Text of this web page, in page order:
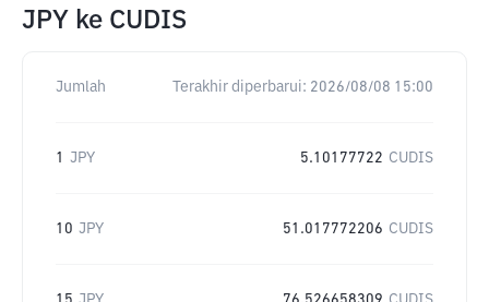
JPY ke CUDIS
Jumlah Terakhir diperbarui: 2026/08/08 15:00
1 JPY 5.10177722 CUDIS
10 JPY 51.017772206 CUDIS